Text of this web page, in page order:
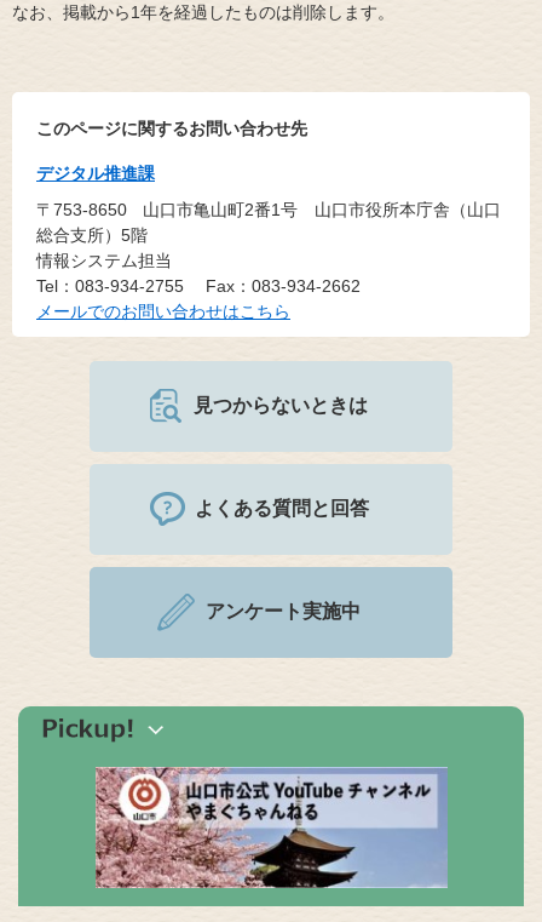
なお、掲載から1年を経過したものは削除します。​
このページに関するお問い合わせ先
デジタル推進課
〒753-8650
山口市亀山町2番1号 山口市役所本庁舎（山口
総合支所）5階
情報システム担当
Tel：083-934-2755
Fax：083-934-2662
メールでのお問い合わせはこちら
見つからないときは
よくある質問と回答
アンケート実施中